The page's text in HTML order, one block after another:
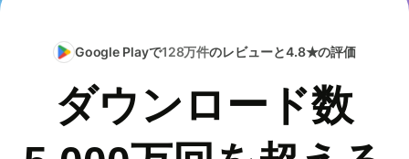
Google Playで128万件のレビューと4.8★の評価
ダウンロード数